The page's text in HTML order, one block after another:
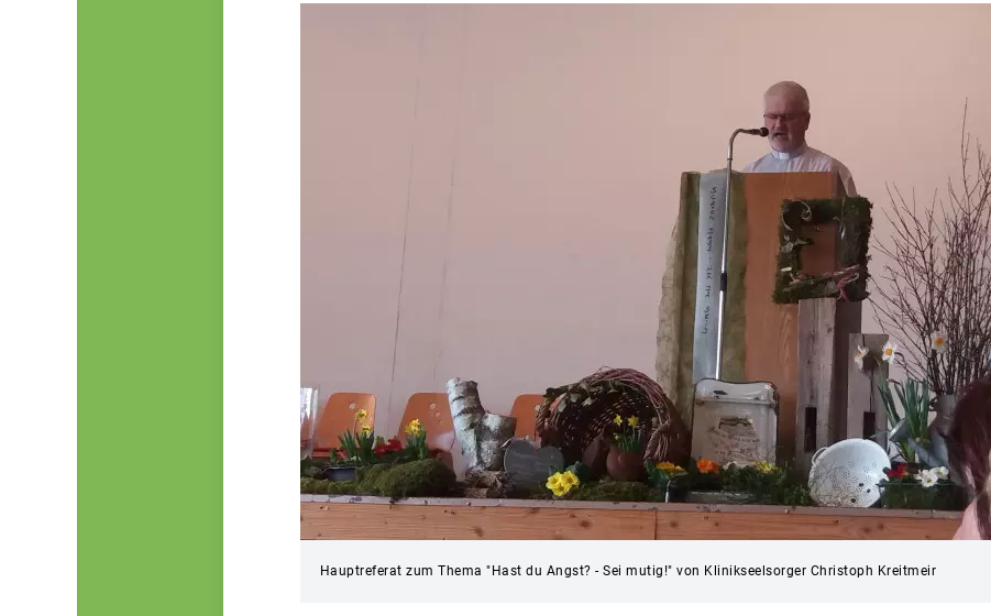
Hauptreferat zum Thema "Hast du Angst? - Sei mutig!" von Klinikseelsorger Christoph Kreitmeir